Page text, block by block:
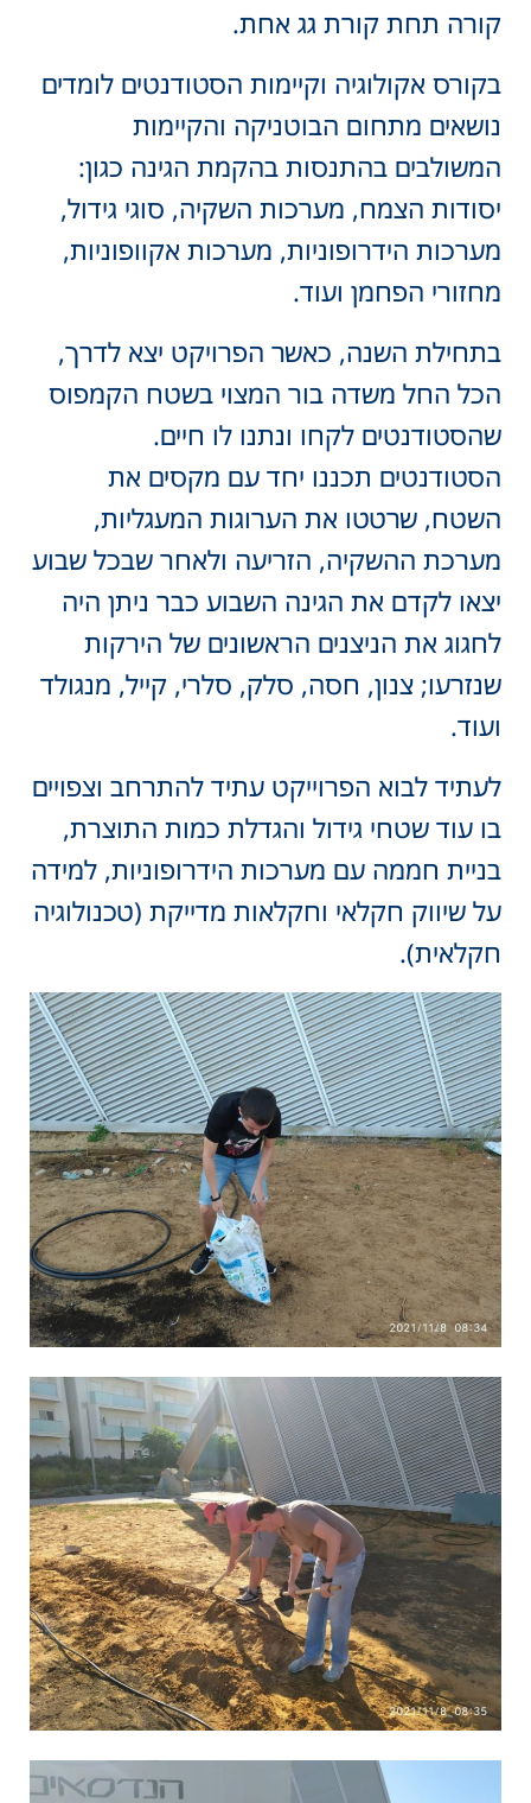
קורה תחת קורת גג אחת.
בקורס אקולוגיה וקיימות הסטודנטים לומדים
נושאים מתחום הבוטניקה והקיימות
המשולבים בהתנסות בהקמת הגינה כגון:
יסודות הצמח, מערכות השקיה, סוגי גידול,
מערכות הידרופוניות, מערכות אקוופוניות,
מחזורי הפחמן ועוד.
בתחילת השנה, כאשר הפרויקט יצא לדרך,
הכל החל משדה בור המצוי בשטח הקמפוס
שהסטודנטים לקחו ונתנו לו חיים.
הסטודנטים תכננו יחד עם מקסים את
השטח, שרטטו את הערוגות המעגליות,
מערכת ההשקיה, הזריעה ולאחר שבכל שבוע
יצאו לקדם את הגינה השבוע כבר ניתן היה
לחגוג את הניצנים הראשונים של הירקות
שנזרעו; צנון, חסה, סלק, סלרי, קייל, מנגולד
ועוד.
לעתיד לבוא הפרוייקט עתיד להתרחב וצפויים
בו עוד שטחי גידול והגדלת כמות התוצרת,
בניית חממה עם מערכות הידרופוניות, למידה
על שיווק חקלאי וחקלאות מדייקת (טכנולוגיה
חקלאית).